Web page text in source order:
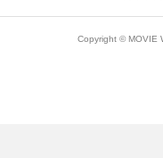
Copyright © MOVIE